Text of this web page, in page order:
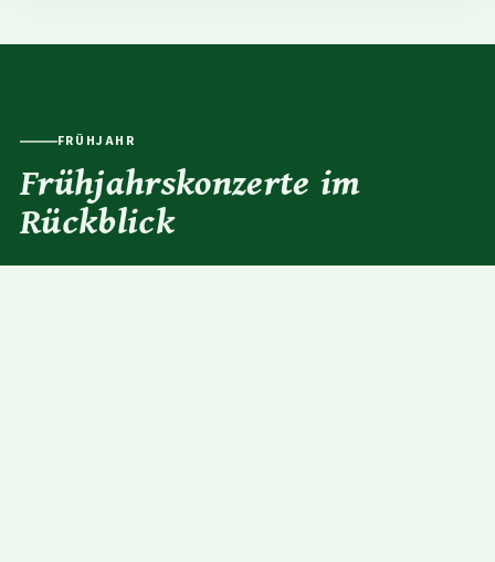
FRÜHJAHR
Frühjahrskonzerte im
Rückblick